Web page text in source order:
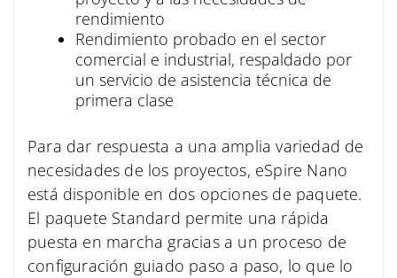
rendimiento
Rendimiento probado en el sector
comercial e industrial, respaldado por
un servicio de asistencia técnica de
primera clase
Para dar respuesta a una amplia variedad de
necesidades de los proyectos, eSpire Nano
está disponible en dos opciones de paquete.
El paquete Standard permite una rápida
puesta en marcha gracias a un proceso de
configuración guiado paso a paso, lo que lo